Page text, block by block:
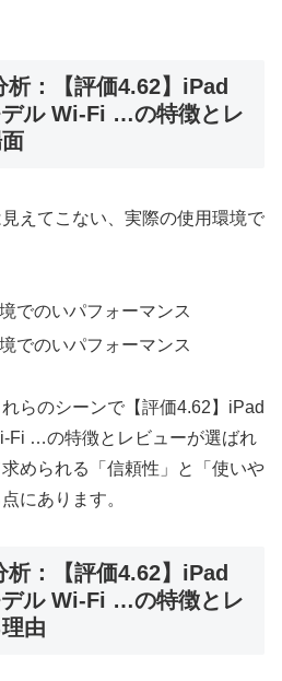
析：【評価4.62】iPad
ル Wi-Fi …の特徴とレ
えてこない、実際の使用環境で
でのいパフォーマンス
でのいパフォーマンス
れらのシーンで【評価4.62】iPad
Fi …の特徴とレビューが選ばれ
められる「信頼性」と「使いや
にあります。
：【評価4.62】iPad
ル Wi-Fi …の特徴とレ
由